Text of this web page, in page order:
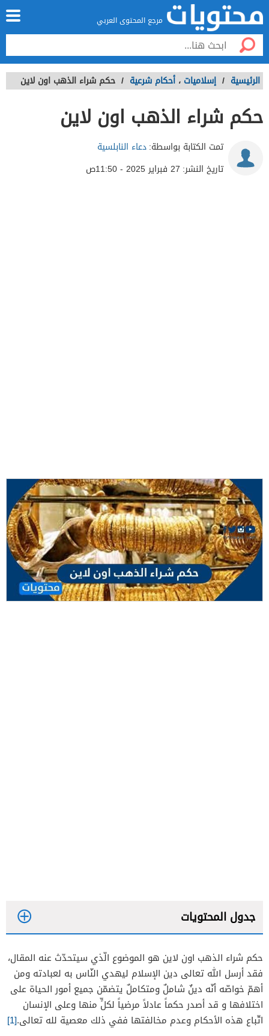
مرجع المحتوى العربي
الرئيسية / إسلاميات ، أحكام شرعية / حكم شراء الذهب اون لاين
حكم شراء الذهب اون لاين
تمت الكتابة بواسطة:دعاء النابلسية
تاريخ النشر: 27 فبراير 2025 - 11:50ص
جدول المحتويات
حكم شراء الذهب اون لاين هو الموضوع الّذي سيتحدّث عنه المقال،
فقد أرسل الله تعالى دين الإسلام ليهدي النّاس به لعبادته ومن
أهمّ خواصّه أنّه دينٌ شاملٌ ومتكاملٌ يتضمّن جميع أمور الحياة على
اختلافها و قد أصدر حكماً عادلاً مرضياً لكلٍّ منها وعلى الإنسان
اتّباع هذه الأحكام وعدم مخالفتها ففي ذلك معصية لله تعالى.[1]